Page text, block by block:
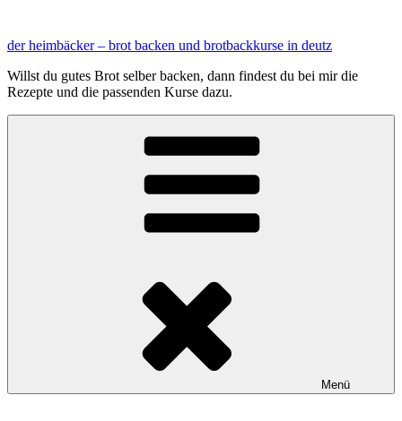
springen
der heimbäcker – brot backen und brotbackkurse in deutz
Willst du gutes Brot selber backen, dann findest du bei mir die
Rezepte und die passenden Kurse dazu.
Menü